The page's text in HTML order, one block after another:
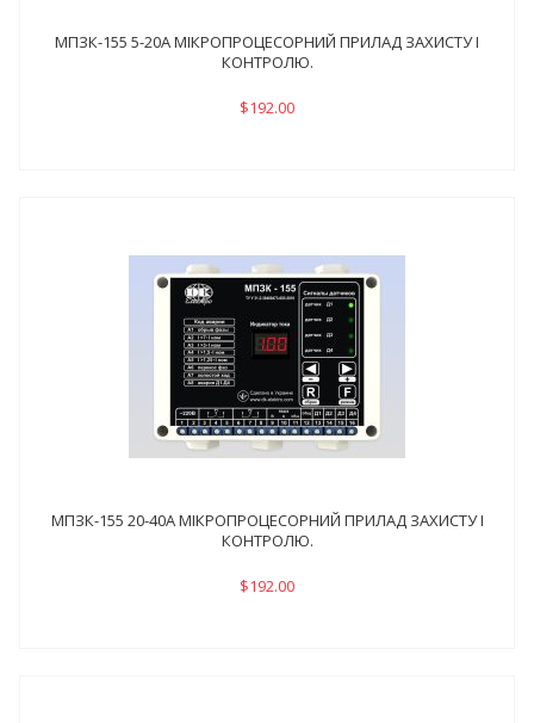
МПЗК-155 5-20А МІКРОПРОЦЕСОРНИЙ ПРИЛАД ЗАХИСТУ І
КОНТРОЛЮ.
$192.00
МПЗК-155 20-40А МІКРОПРОЦЕСОРНИЙ ПРИЛАД ЗАХИСТУ І
КОНТРОЛЮ.
$192.00